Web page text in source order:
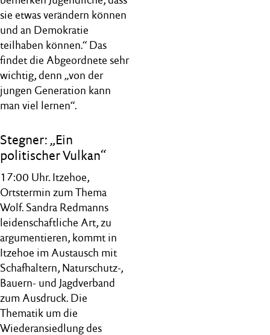
sie etwas verändern können
und an Demokratie
teilhaben können.“ Das
findet die Abgeordnete sehr
wichtig, denn „von der
jungen Generation kann
man viel lernen“.
Stegner: „Ein
politischer Vulkan“
17:00 Uhr. Itzehoe,
Ortstermin zum Thema
Wolf. Sandra Redmanns
leidenschaftliche Art, zu
argumentieren, kommt in
Itzehoe im Austausch mit
Schafhaltern, Naturschutz-,
Bauern- und Jagdverband
zum Ausdruck. Die
Thematik um die
Wiederansiedlung des